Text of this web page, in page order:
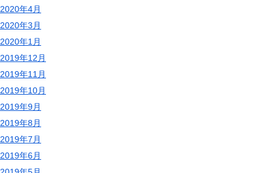
2020年4月
2020年3月
2020年1月
2019年12月
2019年11月
2019年10月
2019年9月
2019年8月
2019年7月
2019年6月